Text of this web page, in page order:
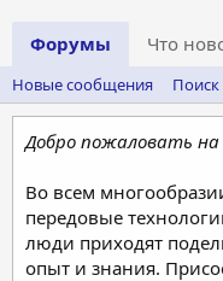
Форумы Что
Новые сообщения
Добро пожаловать
Во всем
передовые
люди приходят
опыт и знания.